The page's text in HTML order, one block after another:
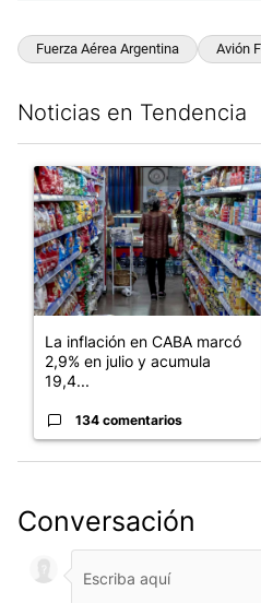
Fuerza Aérea Argentina Avión
Noticias en Tendencia
Un artículo de tendencia con
La inflación en CABA marcó
2,9% en julio y acumula
19,4...
134 comentarios
Conversación